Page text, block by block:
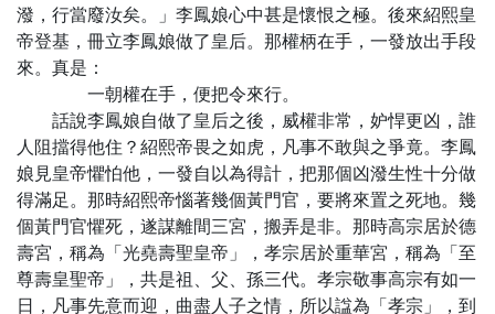
潑，行當廢汝矣。」李鳳娘心中甚是懷恨之極。後來紹熙皇
帝登基，冊立李鳳娘做了皇后。那權柄在手，一發放出手段
來。真是：
一朝權在手，便把令來行。
話說李鳳娘自做了皇后之後，威權非常，妒悍更凶，誰
人阻擋得他住？紹熙帝畏之如虎，凡事不敢與之爭竟。李鳳
娘見皇帝懼怕他，一發自以為得計，把那個凶潑生性十分做
得滿足。那時紹熙帝惱著幾個黃門官，要將來置之死地。幾
個黃門官懼死，遂謀離間三宮，搬弄是非。那時高宗居於德
壽宮，稱為「光堯壽聖皇帝」，孝宗居於重華宮，稱為「至
尊壽皇聖帝」，共是祖、父、孫三代。孝宗敬事高宗有如一
日，凡事先意而迎，曲盡人子之情，所以諡為「孝宗」，到